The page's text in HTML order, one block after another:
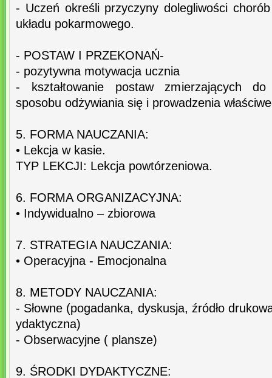
- Uczeń określi przyczyny dolegliwości
układu pokarmowego.
- POSTAW I PRZEKONAŃ-
- pozytywna motywacja ucznia
- kształtowanie postaw zmierzających do
sposobu odżywiania się i prowadzenia
5. FORMA NAUCZANIA:
• Lekcja w kasie.
TYP LEKCJI: Lekcja powtórzeniowa.
6. FORMA ORGANIZACYJNA:
• Indywidualno – zbiorowa
7. STRATEGIA NAUCZANIA:
• Operacyjna - Emocjonalna
8. METODY NAUCZANIA:
- Słowne (pogadanka, dyskusja, źródło
ydaktyczna)
- Obserwacyjne ( plansze)
9. ŚRODKI DYDAKTYCZNE: